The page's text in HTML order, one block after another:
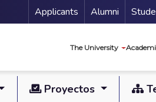
Menu
Applicants Alumni
The University
Proyectos